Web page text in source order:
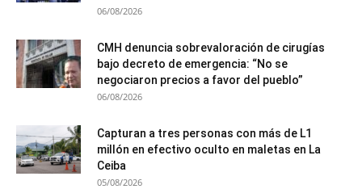
06/08/2026
CMH denuncia sobrevaloración de cirugías
bajo decreto de emergencia: “No se
negociaron precios a favor del pueblo”
06/08/2026
Capturan a tres personas con más de L1
millón en efectivo oculto en maletas en La
Ceiba
05/08/2026